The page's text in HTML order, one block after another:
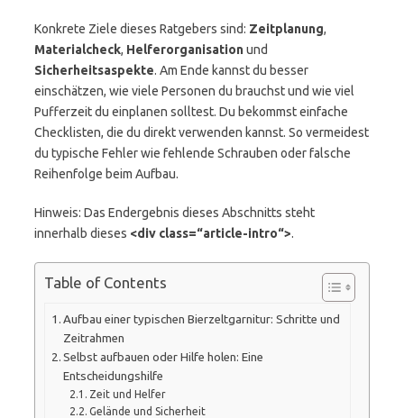
Konkrete Ziele dieses Ratgebers sind: Zeitplanung,
Materialcheck, Helferorganisationund
Sicherheitsaspekte. Am Ende kannst du besser
einschätzen, wie viele Personen du brauchst und wie viel
Pufferzeit du einplanen solltest. Du bekommst einfache
Checklisten, die du direkt verwenden kannst. So vermeidest
du typische Fehler wie fehlende Schrauben oder falsche
Reihenfolge beim Aufbau.
Hinweis: Das Endergebnis dieses Abschnitts steht
innerhalb dieses <div class=“article-intro“>.
Table of Contents
Aufbau einer typischen Bierzeltgarnitur: Schritte und
Zeitrahmen
Selbst aufbauen oder Hilfe holen: Eine
Entscheidungshilfe
Zeit und Helfer
Gelände und Sicherheit